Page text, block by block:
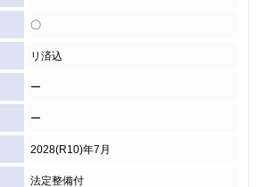
〇
リ済込
ー
ー
2028(R10)年7月
法定整備付